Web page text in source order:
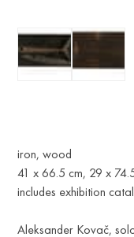
iron, wood
41 x 66.5 cm, 29 x
includes exhibition
Aleksander Kovač,